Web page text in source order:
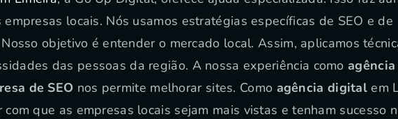
locais. Nós usamos estratégias específicas de SEO e de
objetivo é entender o mercado local. Assim, aplicamos
das pessoas da região. A nossa experiência comoagência
de SEO nos permite melhorar sites. Como agência digital em
com que as empresas locais sejam mais vistas e tenham sucesso